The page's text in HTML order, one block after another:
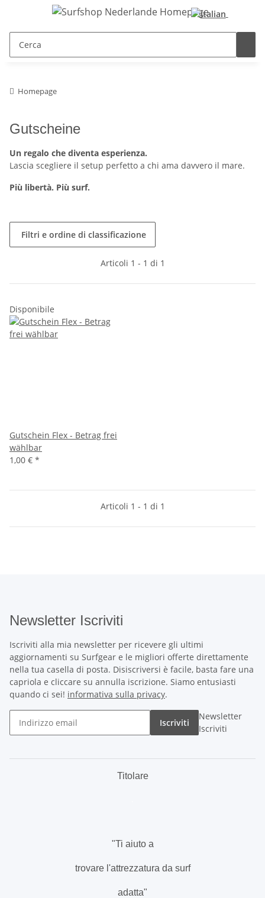
Homepage
Gutscheine
Un regalo che diventa esperienza.
Lascia scegliere il setup perfetto a chi ama davvero il mare.
Più libertà. Più surf.
Filtri e ordine di classificazione
Articoli 1 - 1 di 1
Disponibile
Gutschein Flex - Betrag frei
wählbar
1,00 € *
Articoli 1 - 1 di 1
Newsletter Iscriviti
Iscriviti alla mia newsletter per ricevere gli ultimi
aggiornamenti su Surfgear e le migliori offerte direttamente
nella tua casella di posta. Disiscriversi è facile, basta fare una
capriola e cliccare su annulla iscrizione. Siamo entusiasti
quando ci sei! informativa sulla privacy.
Iscriviti
Newsletter
Iscriviti
Titolare
"Ti aiuto a
trovare l'attrezzatura da surf
adatta"